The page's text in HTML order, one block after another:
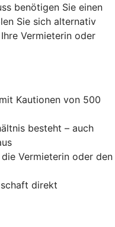
benötigen Sie einen
Sie sich alternativ
Vermieterin oder
Kautionen von 500
besteht – auch
Vermieterin oder den
direkt